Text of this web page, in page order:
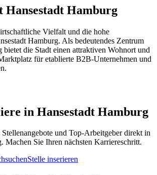
Hansestadt Hamburg
Vielfalt und die hohe
Hamburg. Als bedeutendes Zentrum
bietet die Stadt einen attraktiven Wohnort und
für etablierte B2B-Unternehmen und
in Hansestadt Hamburg
und Top-Arbeitgeber direkt in
. Machen Sie Ihren nächsten Karriereschritt.
Stelle inserieren